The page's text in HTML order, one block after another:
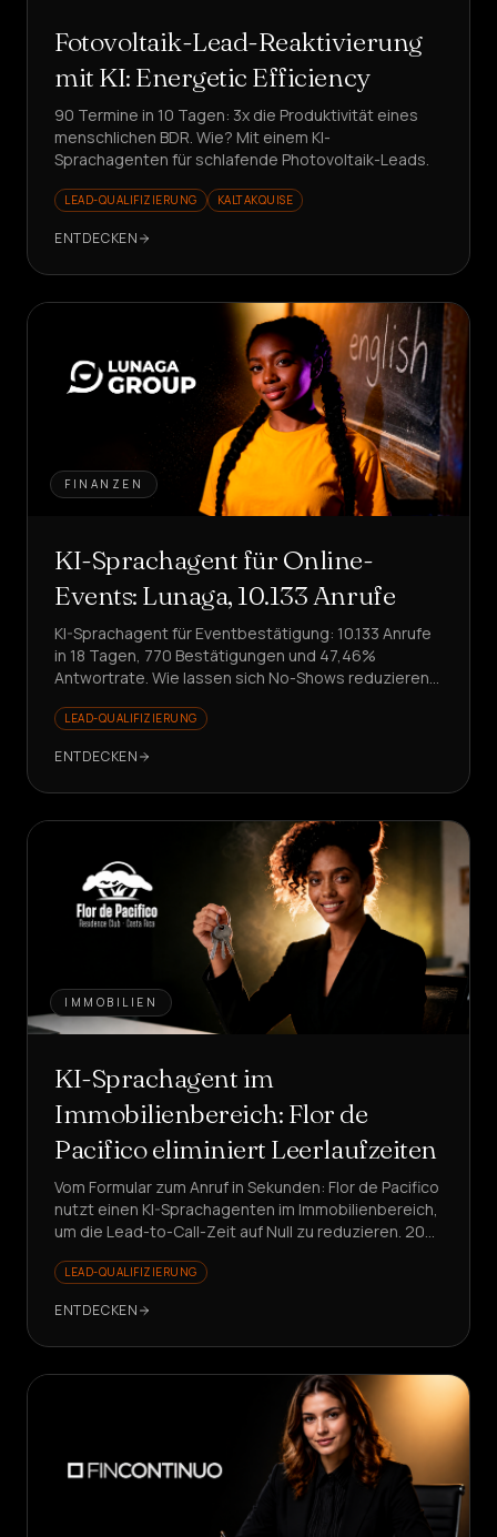
Fotovoltaik-Lead-Reaktivierung
mit KI: Energetic Efficiency
90 Termine in 10 Tagen: 3x die Produktivität eines
menschlichen BDR. Wie? Mit einem KI-
Sprachagenten für schlafende Photovoltaik-Leads.
LEAD-QUALIFIZIERUNG KALTAKQUISE
ENTDECKEN
FINANZEN
KI-Sprachagent für Online-
Events: Lunaga, 10.133 Anrufe
KI-Sprachagent für Eventbestätigung: 10.133 Anrufe
in 18 Tagen, 770 Bestätigungen und 47,46%
Antwortrate. Wie lassen sich No-Shows reduzieren,
LEAD-QUALIFIZIERUNG
ENTDECKEN
IMMOBILIEN
KI-Sprachagent im
Immobilienbereich: Flor de
Pacifico eliminiert Leerlaufzeiten
Vom Formular zum Anruf in Sekunden: Flor de Pacifico
nutzt einen KI-Sprachagenten im Immobilienbereich,
um die Lead-to-Call-Zeit auf Null zu reduzieren. 207
Antworten.
LEAD-QUALIFIZIERUNG
ENTDECKEN